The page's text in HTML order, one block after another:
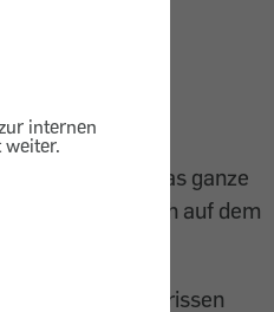
internen
weiter.
wegen einem
schließlich das ganze
Gebrauch auf dem
hin- und hergerissen